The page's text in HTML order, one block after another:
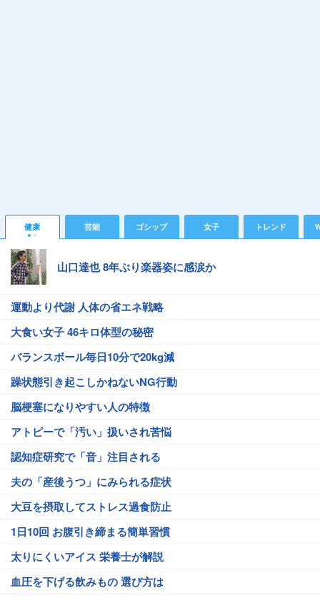
健康 芸能 ゴシップ 女子 トレンド
山口達也 8年ぶり楽器姿に感涙か
運動より代謝 人体の省エネ戦略
大食い女子 46キロ体型の秘密
バランスボール毎日10分で20kg減
躁状態引き起こしかねないNG行動
脳梗塞になりやすい人の特徴
アトピーで「汚い」扱いされ苦悩
認知症研究で「音」注目される
夫の「産後うつ」にみられる症状
大豆を摂取してストレス過食防止
1日10回 お腹引き締まる簡単習慣
太りにくいアイス 栄養士が解説
血圧を下げる飲みもの 選び方は